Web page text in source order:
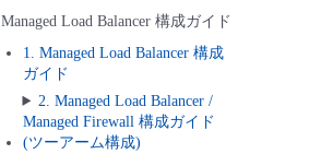
Managed Load Balancer 構成ガイド
1. Managed Load Balancer 構成
ガイド
2. Managed Load Balancer /
Managed Firewall 構成ガイド
(ツーアーム構成)